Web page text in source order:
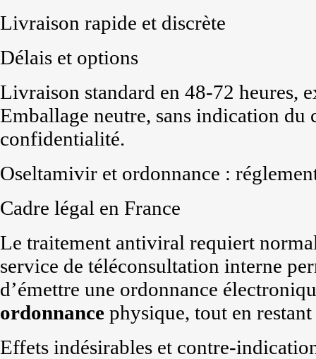
Livraison rapide et discrète
Délais et options
Livraison standard en 48-72 heures,
Emballage neutre, sans indication du
confidentialité.
Oseltamivir et ordonnance :
Cadre légal en France
Le traitement antiviral requiert
service de téléconsultation interne
d’émettre une ordonnance
ordonnance physique, tout en
Effets indésirables et contre-